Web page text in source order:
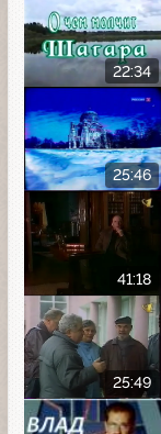
22:34
25:46
41:18
25:49